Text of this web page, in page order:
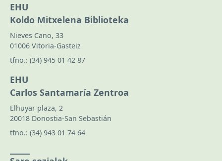
EHU
Koldo Mitxelena Biblioteka
Nieves Cano, 33
01006 Vitoria-Gasteiz
tfno.: (34) 945 01 42 87
EHU
Carlos Santamaría Zentroa
Elhuyar plaza, 2
20018 Donostia-San Sebastián
tfno.: (34) 943 01 74 64